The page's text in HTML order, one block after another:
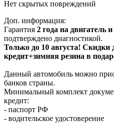
Нет скрытых повреждений
Доп. информация:
Гарантия 2 года на двигатель
подтверждено диагностикой.
Только до 10 августа! Скидки
кредит+зимняя резина в
Данный автомобиль можно
банков страны.
Минимальный комплект
кредит:
- паспорт РФ
- водительское удостоверение